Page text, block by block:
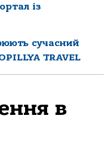
із
сучасний
TRAVEL
в